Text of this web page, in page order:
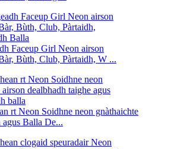
Faceup Girl Neon airson
Bùth, Club, Pàrtaidh, W ...
rt Neon Soidhne neon gnàthaichte
agus Balla De...